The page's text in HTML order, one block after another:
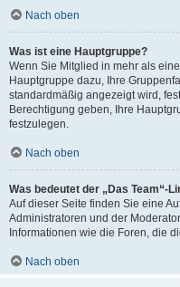
Nach oben
Was ist eine Hauptgruppe?
Wenn Sie Mitglied in mehr als
Hauptgruppe dazu, Ihre
standardmäßig angezeigt wird,
Berechtigung geben, Ihre
festzulegen.
Nach oben
Was bedeutet der „Das Team“-
Auf dieser Seite finden Sie eine
Administratoren und der
Informationen wie die Foren, die
Nach oben